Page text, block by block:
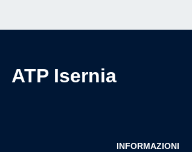
ATP Isernia
INFORMAZIONI